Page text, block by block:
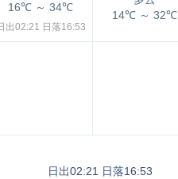
16℃ ～ 34℃
出02:21 日落16:53
14℃ ～ 32℃
日出02:21 日落16:53